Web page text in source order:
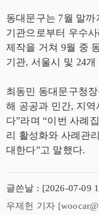
동대문구는 7월 말까
기관으로부터 우수
제작을 거쳐 9월 중
기관, 서울시 및 24
최동민 동대문구청
해 공공과 민간, 지
다”라며 “이번 사례
리 활성화와 사례관
대한다”고 말했다.
글쓴날 : [2026-07-09
우제헌 기자